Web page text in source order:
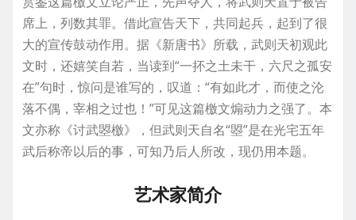
席上，列数其罪。借此宣告天下，共同起兵，起到了很
大的宣传鼓动作用。据《新唐书》所载，武则天初观此
文时，还嬉笑自若，当读到“一抔之土未干，六尺之孤安
在”句时，惊问是谁写的，叹道：“有如此才，而使之沦
落不偶，宰相之过也！”可见这篇檄文煽动力之强了。本
文亦称《讨武曌檄》，但武则天自名“曌”是在光宅五年
武后称帝以后的事，可知乃后人所改，现仍用本题。
艺术家简介